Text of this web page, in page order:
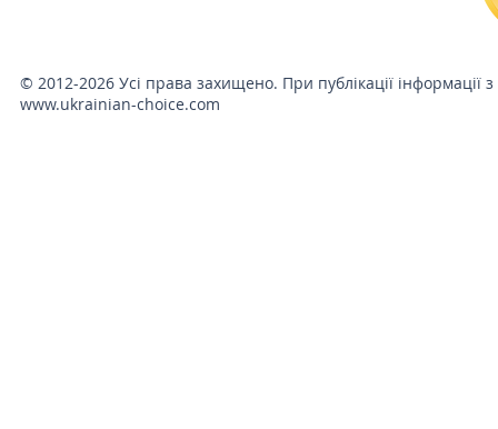
© 2012-2026 Усі права захищено. При публікації інформації
www.ukrainian-choice.com